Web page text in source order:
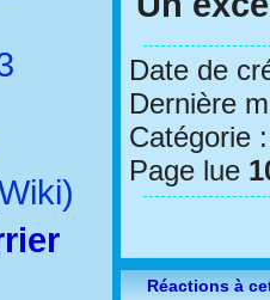
Date de
Dernière
Catégorie
Page lue
Réactions à